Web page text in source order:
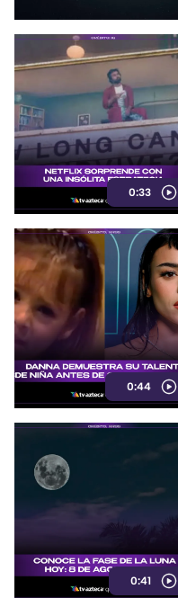
0:33
0:44
0:41